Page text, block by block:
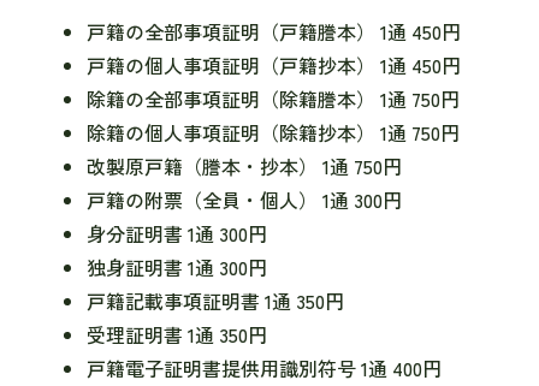
戸籍の全部事項証明（戸籍謄本） 1通 450円
戸籍の個人事項証明（戸籍抄本） 1通 450円
除籍の全部事項証明（除籍謄本） 1通 750円
除籍の個人事項証明（除籍抄本） 1通 750円
改製原戸籍（謄本・抄本） 1通 750円
戸籍の附票（全員・個人） 1通 300円
身分証明書 1通 300円
独身証明書 1通 300円
戸籍記載事項証明書 1通 350円
受理証明書 1通 350円
戸籍電子証明書提供用識別符号 1通 400円